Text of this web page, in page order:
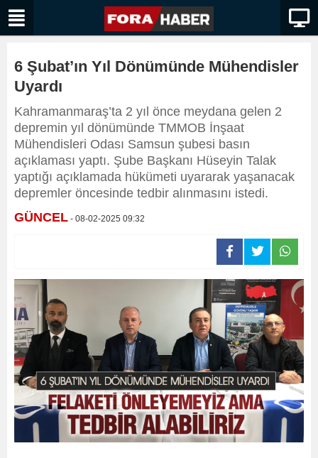
6 Şubat’ın Yıl Dönümünde Mühendisler
Uyardı
Kahramanmaraş’ta 2 yıl önce meydana gelen 2
depremin yıl dönümünde TMMOB İnşaat
Mühendisleri Odası Samsun şubesi basın
açıklaması yaptı. Şube Başkanı Hüseyin Talak
yaptığı açıklamada hükümeti uyararak yaşanacak
depremler öncesinde tedbir alınmasını istedi.
GÜNCEL - 08-02-2025 09:32